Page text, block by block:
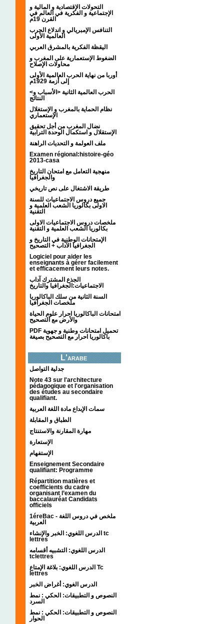
التحولات الإقتصادية و المالية و
الإجتماعية و الفكرية في العالم في
القرن 19م
التنافس الإمبريالي و اندلاع الحرب
العالمية الأولى
اليقظة الفكرية بالمشرق العربي
الضغوط الإستعمارية على المغرب و
محاولات الإصلاح
أوربا من نهاية الحرب العالمية الأولى
إلى أزمة 1929م
<الحرب العالمية الثانية <الأسباب و
النتائج
نظام الحماية بالمغرب و الإستغلال
الإستعماري
نضال المغرب من أجل تحقيق
الإستقلال و استكمال الوحدة الترابية
ملف العولمة و التحديات الراهنة
Examen régional:histoire-géo
2013-casa
منهجية التعامل مع امتحان التاريخ
والجغرافيا
طريقة الاشتغال على نص تاريخي
جميع دروس الاجتماعيات للسنة
الاولى بكالوريا الشعب العلمية و
التقنية
ملخصات دروس الاجتماعيات الاولى
بكالوريا الشعب العلمية و التقنية
الإمتحانات الوطنية في التاريخ و
الجغرافيا الآداب + التصحيح
Logiciel pour aider les
enseignants à gérer facilement
et efficacement leurs notes.
الجذع المشترك آداب
الاجتماعيات:الجغرافيا والتاريخ
السنة الثانية من سلك الباكالوريا
ملخصات الجغرافيا
امتحانات الباكالوريا احرار علوم الحياة
والأرض مع التصحيح
PDF تحميل امتحانات وطنية و جهوية
باكالوريا احرار مع التصحيح بصيغة
L'arabe
جدلية التواصل
Note 43 sur l'architecture
pédagogique et l'organisation
des études au secondaire
qualifiant.
سمات الإبداع مادة اللغة العربية
الطباق و المقابلة
مهارة المقارنة والاستنتاج
الإستعارة
الإستفهام
Enseignement Secondaire
qualifiant: Programme
Répartition matières et
coefficients du cadre
organisant l’examen du
baccalauréat Candidats
officiels
1éreBac - ملخص في دروس اللغة
العربية
الدرس اللغوي: الخبر والإنشاء tc
lettres
الدرس اللغوي: التشبيه أقسامه
tclettres
الدرس اللغوي: بلاغة الإمتاع Tc
lettres
الدرس الغوي: أغراض الخبر
النصوص و التطبيقات: الحكي : نمط
السرد
النصوص و التطبيقات: الحكي : نمط
الحوار